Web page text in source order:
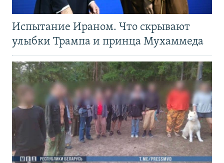
Испытание Ираном. Что скрывают
улыбки Трампа и принца Мухаммеда